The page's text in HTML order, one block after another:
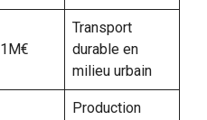
1M€
Transport
durable en
milieu urbain
Production